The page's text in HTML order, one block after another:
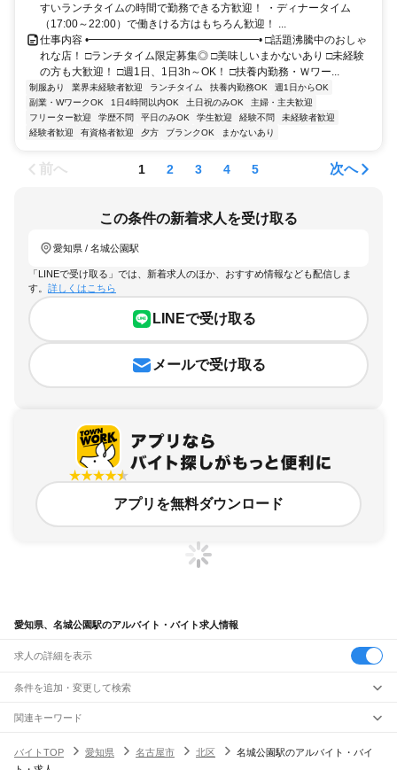
すいランチタイムの時間で勤務できる方歓迎！ ・ディナータイム
（17:00～22:00）で働きける方はもちろん歓迎！ ...
仕事内容 •━━━━━━━━━━━━━━━━• □話題沸騰中のおしゃ
れな店！ □ランチタイム限定募集◎ □美味しいまかないあり □未経験
の方も大歓迎！ □週1日、1日3h～OK！ □扶養内勤務・Ｗワー...
制服あり 業界未経験者歓迎 ランチタイム 扶養内勤務OK
週1日からOK
副業・WワークOK
1日4時間以内OK 土日祝のみOK
主婦・主夫歓迎
フリーター歓迎
学歴不問 平日のみOK 学生歓迎 経験不問
未経験者歓迎
経験者歓迎
有資格者歓迎 夕方 ブランクOK まかないあり
前へ 1 2 3 4 5 次へ
この条件の新着求人を受け取る
愛知県 / 名城公園駅
「LINEで受け取る」では、新着求人のほか、おすすめ情報なども配信しま
す。 詳しくはこちら
LINEで受け取る
メールで受け取る
アプリを無料ダウンロード
愛知県、名城公園駅のアルバイト・バイト求人情報
求人の詳細を表示
条件を追加・変更して検索
市区町村を追加・変更
愛知県すべて
駅を追加・変更
関連キーワード
バイトTOP
愛知県 名古屋市 北区
名城公園駅のアルバイト・バイ